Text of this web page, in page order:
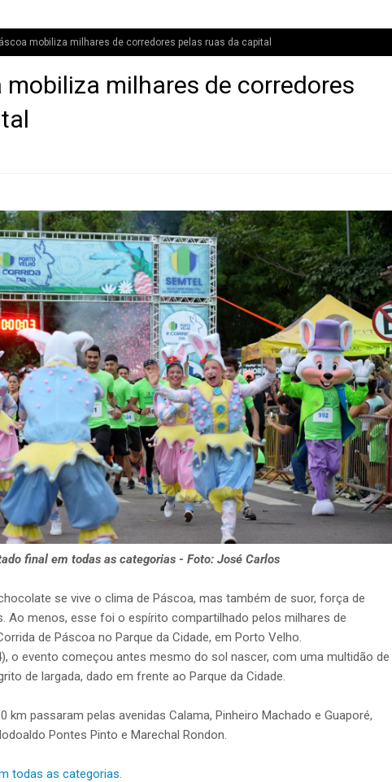
mobiliza milhares de corredores pelas ruas da capital
mobiliza milhares de corredores
final em todas as categorias - Foto: José Carlos
se vive o clima de Páscoa, mas também de suor, força de
Ao menos, esse foi o espírito compartilhado pelos milhares de
de Páscoa no Parque da Cidade, em Porto Velho.
o evento começou antes mesmo do sol nascer, com uma multidão de
de largada, dado em frente ao Parque da Cidade.
km passaram pelas avenidas Calama, Pinheiro Machado e Guaporé,
Pontes Pinto e Marechal Rondon.
todas as categorias.